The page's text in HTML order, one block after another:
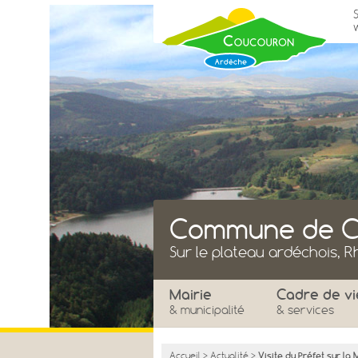
Commune de
Sur le plateau ardéchois,
Mairie
& municipalité
Cadre de
& services
Accueil > Actualité > Visite du Préfet sur la